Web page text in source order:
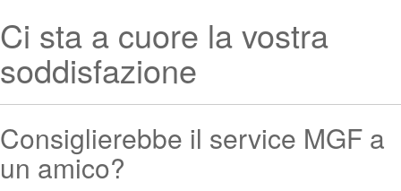
Ci sta a cuore la vostra
soddisfazione
Consiglierebbe il service MGF a
un amico?